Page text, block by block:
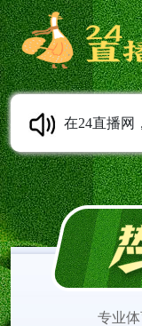
在24直播网
单。我们提
直播免费观
专业